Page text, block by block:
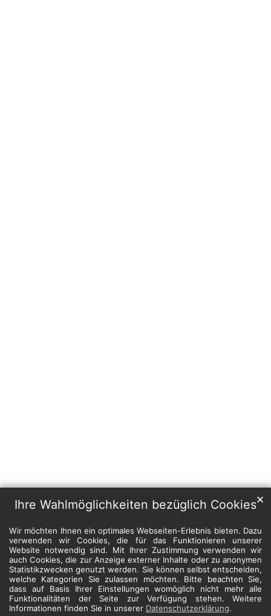
Ihre Wahlmöglichkeiten bezüglich Cookies
Wir möchten Ihnen ein optimales Webseiten-Erlebnis bieten. Dazu
verwenden wir Cookies, die für das Funktionieren unserer
Website notwendig sind. Mit Ihrer Zustimmung verwenden wir
auch Cookies, die zur Anzeige externer Inhalte oder zu anonymen
Statistikzwecken genutzt werden. Sie können selbst entscheiden,
welche Kategorien Sie zulassen möchten. Bitte beachten Sie,
dass auf Basis Ihrer Einstellungen womöglich nicht mehr alle
Funktionalitäten der Seite zur Verfügung stehen. Weitere
Informationen finden Sie in unserer Datenschutzerklärung.
✕